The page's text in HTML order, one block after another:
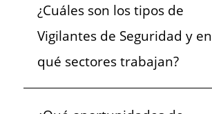
¿Cuáles son los tipos de
Vigilantes de Seguridad y en
qué sectores trabajan?